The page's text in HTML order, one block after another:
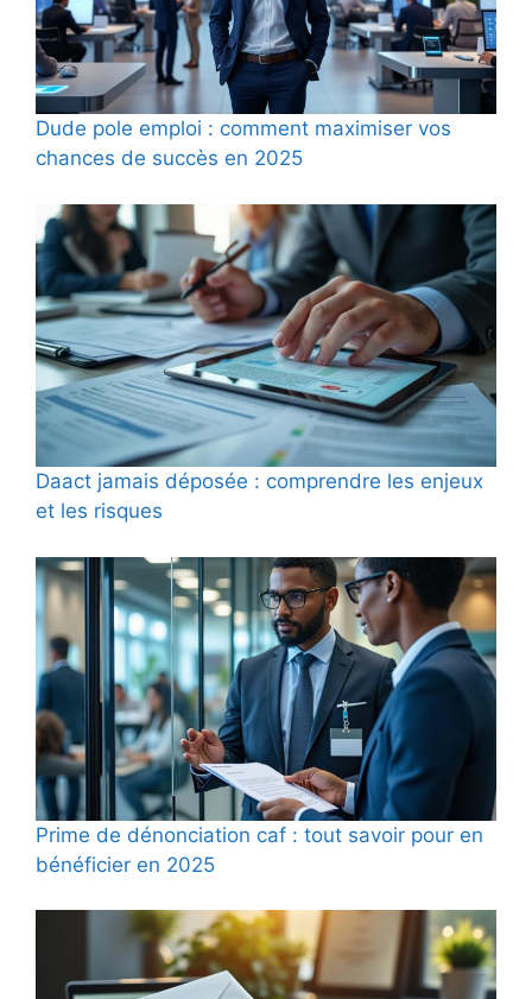
Dude pole emploi : comment maximiser vos
chances de succès en 2025
Daact jamais déposée : comprendre les enjeux
et les risques
Prime de dénonciation caf : tout savoir pour en
bénéficier en 2025